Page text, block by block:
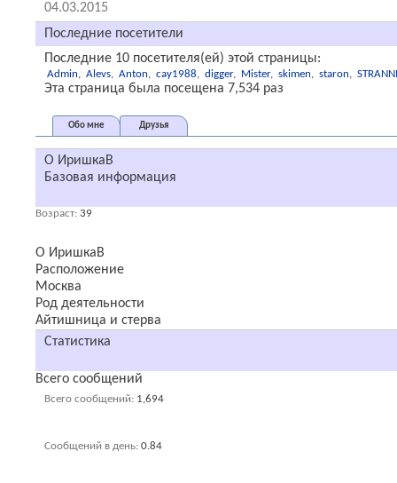
Фотки на форуме
04.03.2015
Последние посетители
Последние 10 посетителя(ей) этой страницы:
Admin Alevs Anton cay1988 digger Mister skimen
О ИришкаВ
О ИришкаВ
Расположение
Москва
Род деятельности
Айтишница и стерва
Всего сообщений